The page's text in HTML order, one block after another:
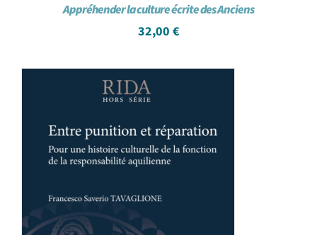
Appréhender la culture écrite des Anciens
32,00 €